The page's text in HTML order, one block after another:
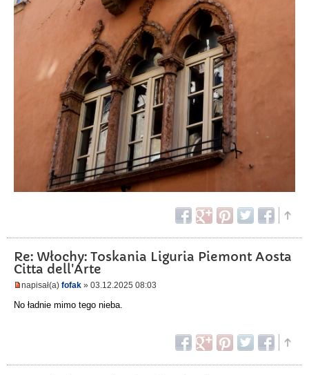
Re: Włochy: Toskania Liguria Piemont Aosta
Citta dell'Arte
napisał(a) fofak » 03.12.2025 08:03
No ładnie mimo tego nieba.